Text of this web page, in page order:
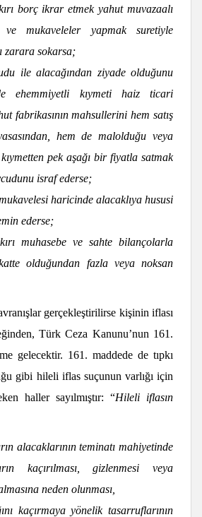
borç ikrar etmek yahut muvazaalı
ve mukaveleler yapmak suretiyle
zarara sokarsa;
ile alacağından ziyade olduğunu
ehemmiyetli kıymeti haiz ticari
fabrikasının mahsullerini hem satış
hem de malolduğu veya
kıymetten pek aşağı bir fiyatla satmak
israf ederse;
haricinde alacaklıya hususi
ederse;
muhasebe ve sahte bilançolarla
olduğundan fazla veya noksan
gerçekleştirilirse kişinin iflası
Türk Ceza Kanunu’nun 161.
gelecektir. 161. maddede de tıpkı
gibi hileli iflas suçunun varlığı için
haller sayılmıştır: “Hileli iflasın
alacaklarının teminatı mahiyetinde
kaçırılması, gizlenmesi veya
neden olunması,
kaçırmaya yönelik tasarruflarının